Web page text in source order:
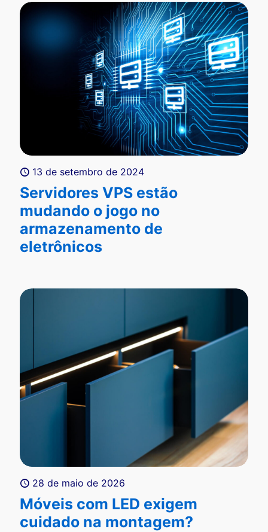
13 de setembro de 2024
Servidores VPS estão
mudando o jogo no
armazenamento de
eletrônicos
28 de maio de 2026
Móveis com LED exigem
cuidado na montagem?